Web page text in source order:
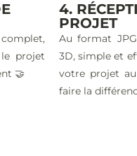
projet
🤝
4.
PROJET
Au format
3D, simple et
votre projet
faire la